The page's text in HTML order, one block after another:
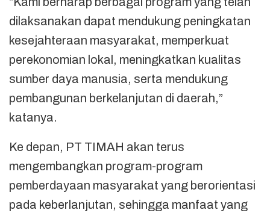
dilaksanakan dapat mendukung peningkatan
kesejahteraan masyarakat, memperkuat
perekonomian lokal, meningkatkan kualitas
sumber daya manusia, serta mendukung
pembangunan berkelanjutan di daerah,”
katanya.
Ke depan, PT TIMAH akan terus
mengembangkan program-program
pemberdayaan masyarakat yang berorientasi
pada keberlanjutan, sehingga manfaat yang